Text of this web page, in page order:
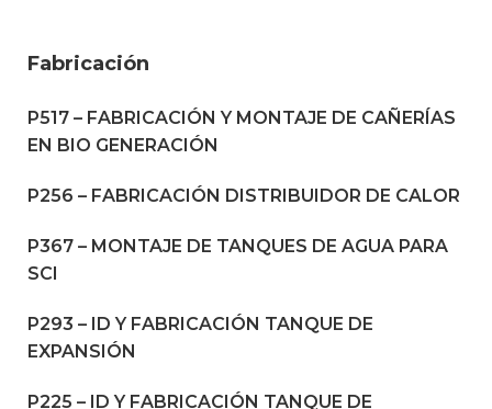
Fabricación
P517 – FABRICACIÓN Y MONTAJE DE CAÑERÍAS
EN BIO GENERACIÓN
P256 – FABRICACIÓN DISTRIBUIDOR DE CALOR
P367 – MONTAJE DE TANQUES DE AGUA PARA
SCI
P293 – ID Y FABRICACIÓN TANQUE DE
EXPANSIÓN
P225 – ID Y FABRICACIÓN TANQUE DE